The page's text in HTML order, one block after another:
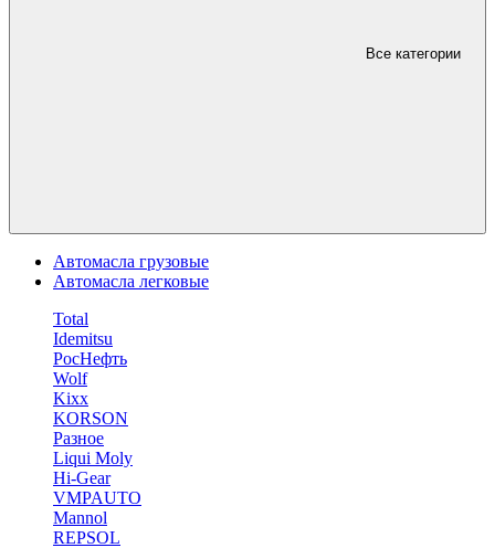
Все категории
Автомасла грузовые
Автомасла легковые
Total
Idemitsu
РосНефть
Wolf
Kixx
KORSON
Разное
Liqui Moly
Hi-Gear
VMPAUTO
Mannol
REPSOL